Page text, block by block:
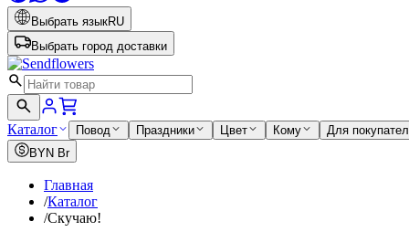
Выбрать языкRU
Выбрать город доставки
Каталог Повод Праздники Цвет Кому
Для
BYN Br
Главная
/Каталог
/Скучаю!